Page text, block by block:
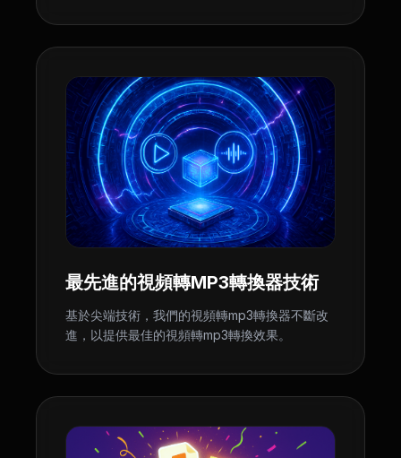
最先進的視頻轉MP3轉換器技術
基於尖端技術，我們的視頻轉mp3轉換器不斷改
進，以提供最佳的視頻轉mp3轉換效果。